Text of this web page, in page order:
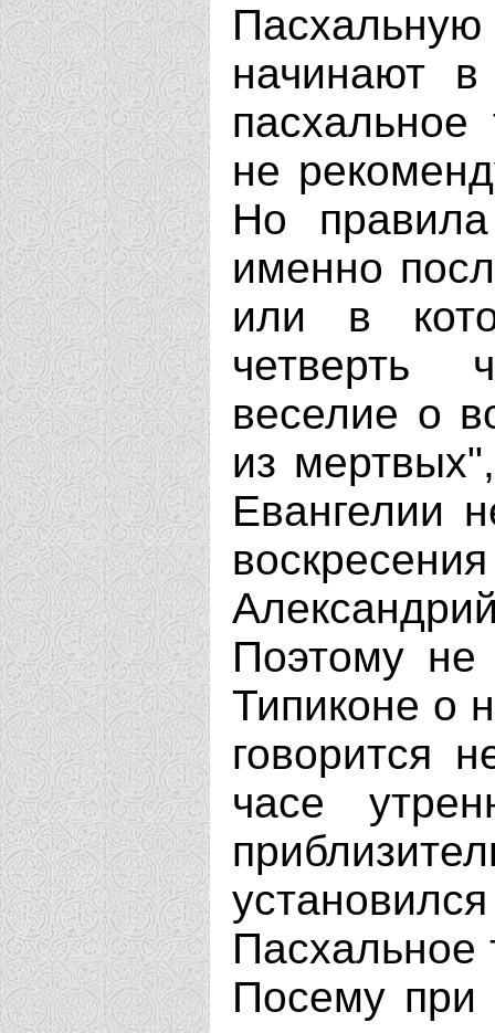
начинают
не
Но
именно
или в
четверть
веселие о
из
Евангелии
Поэтому не
Типиконе о
говорится
часе
Пасхальное
Посему при